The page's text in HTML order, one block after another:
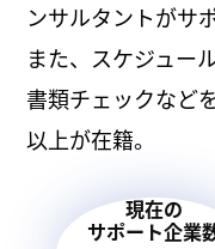
ンサルタントがサ
また、スケジュー
書類チェックなど
以上が在籍。
現在の
サポート企業